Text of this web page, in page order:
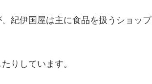
紀伊国屋は主に食品を扱うショップ
りしています。